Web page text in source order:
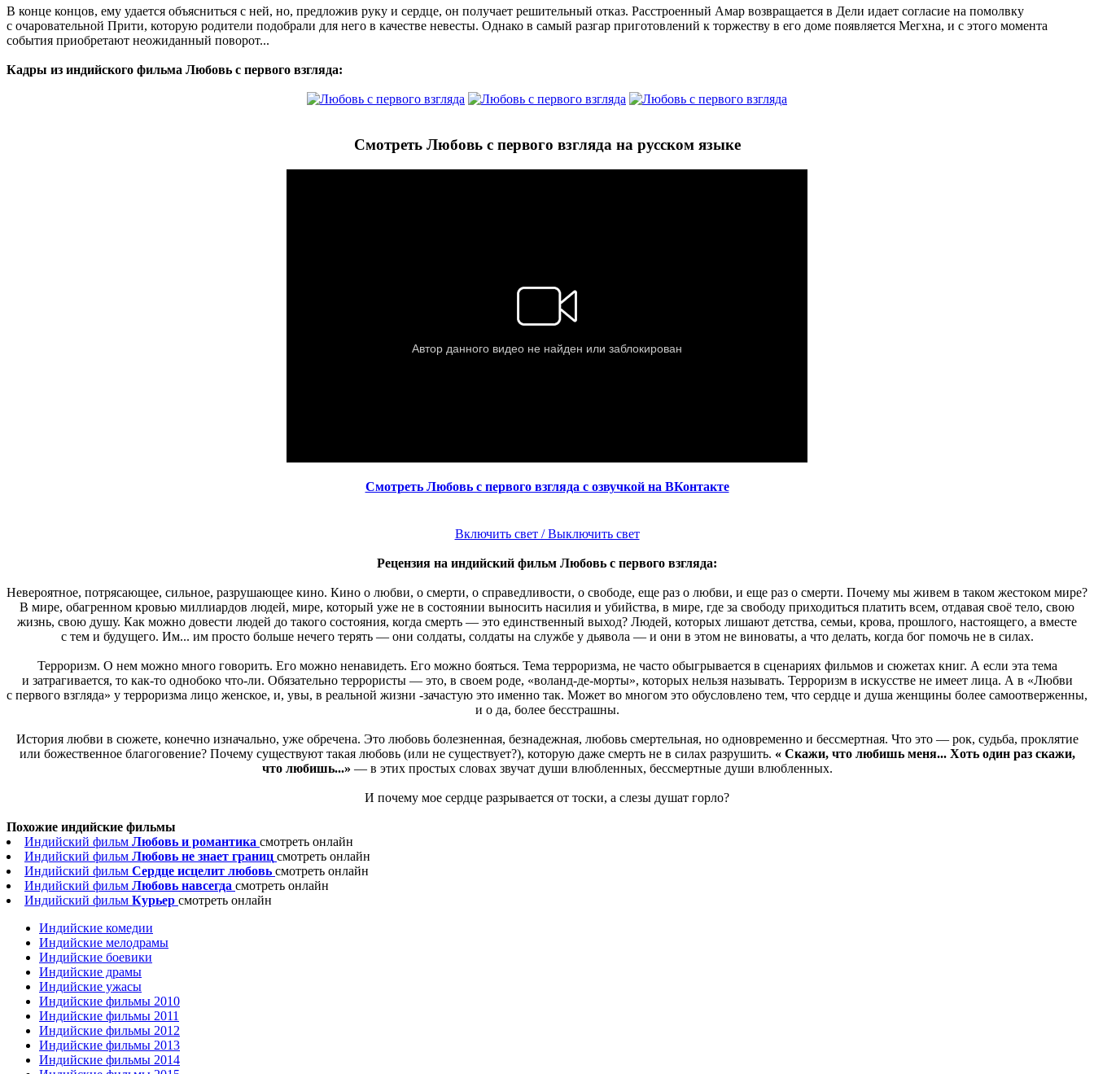
В конце концов, ему удается объясниться с ней, но, предложив руку и сердце, он получает решительный отказ. Расстроенный Амар возвращается в Дели идает согласие на помолвку
с очаровательной Прити, которую родители подобрали для него в качестве невесты. Однако в самый разгар приготовлений к торжеству в его доме появляется Мегхна, и с этого момента
события приобретают неожиданный поворот...
Кадры из индийского фильма Любовь с первого взгляда:
Смотреть Любовь с первого взгляда на русском языке
Смотреть Любовь с первого взгляда с озвучкой на ВКонтакте
Включить свет / Выключить свет
Рецензия на индийский фильм Любовь с первого взгляда:
Невероятное, потрясающее, сильное, разрушающее кино. Кино о любви, о смерти, о справедливости, о свободе, еще раз о любви, и еще раз о смерти. Почему мы живем в таком жестоком мире?
В мире, обагренном кровью миллиардов людей, мире, который уже не в состоянии выносить насилия и убийства, в мире, где за свободу приходиться платить всем, отдавая своё тело, свою
жизнь, свою душу. Как можно довести людей до такого состояния, когда смерть — это единственный выход? Людей, которых лишают детства, семьи, крова, прошлого, настоящего, а вместе
с тем и будущего. Им... им просто больше нечего терять — они солдаты, солдаты на службе у дьявола — и они в этом не виноваты, а что делать, когда бог помочь не в силах.
Терроризм. О нем можно много говорить. Его можно ненавидеть. Его можно бояться. Тема терроризма, не часто обыгрывается в сценариях фильмов и сюжетах книг. А если эта тема
и затрагивается, то как-то однобоко что-ли. Обязательно террористы — это, в своем роде, «воланд-де-морты», которых нельзя называть. Терроризм в искусстве не имеет лица. А в «Любви
с первого взгляда» у терроризма лицо женское, и, увы, в реальной жизни -зачастую это именно так. Может во многом это обусловлено тем, что сердце и душа женщины более самоотверженны,
и о да, более бесстрашны.
История любви в сюжете, конечно изначально, уже обречена. Это любовь болезненная, безнадежная, любовь смертельная, но одновременно и бессмертная. Что это — рок, судьба, проклятие
или божественное благоговение? Почему существуют такая любовь (или не существует?), которую даже смерть не в силах разрушить. « Скажи, что любишь меня... Хоть один раз скажи,
что любишь...» — в этих простых словах звучат души влюбленных, бессмертные души влюбленных.
И почему мое сердце разрывается от тоски, а слезы душат горло?
Похожие индийские фильмы
Индийский фильм Любовь и романтика смотреть онлайн
Индийский фильм Любовь не знает границ смотреть онлайн
Индийский фильм Сердце исцелит любовь смотреть онлайн
Индийский фильм Любовь навсегда смотреть онлайн
Индийский фильм Курьер смотреть онлайн
Индийские комедии
Индийские мелодрамы
Индийские боевики
Индийские драмы
Индийские ужасы
Индийские фильмы 2010
Индийские фильмы 2011
Индийские фильмы 2012
Индийские фильмы 2013
Индийские фильмы 2014